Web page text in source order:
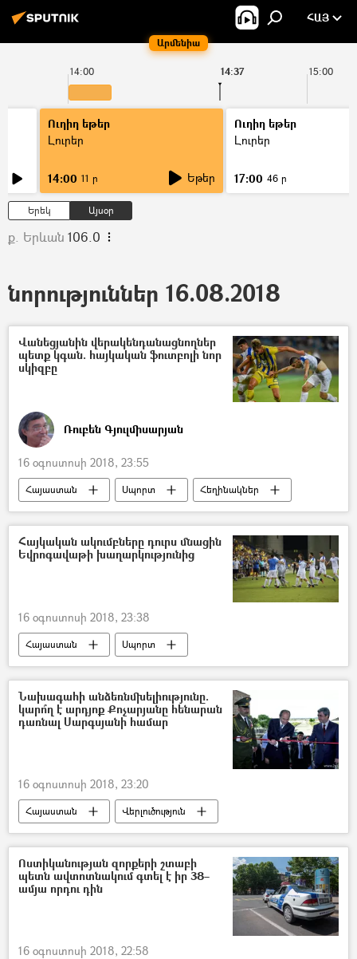
Արմենիա
ՀԱՅ
14:00 15:00
14:37
Ուղիղ եթեր
Լուրեր
14:00 11 ր Եթեր
Ուղիղ եթեր
Լուրեր
17:00 46 ր
Երեկ Այսօր
ք. Երևան 106.0
նորություններ 16.08.2018
Վանեցյանին վերակենդանացնողներ
պետք կգան. հայկական ֆուտբոլի նոր
սկիզբը
Ռուբեն Գյուլմիսարյան
16 օգոստոսի 2018, 23:55
Հայաստան Սպորտ Հեղինակներ
Հայկական ակումբները դուրս մնացին
Եվրոգավաթի խաղարկությունից
16 օգոստոսի 2018, 23:38
Հայաստան Սպորտ
Նախագահի անձեռնմխելիությունը.
կարո՞ղ է արդյոք Քոչարյանը հենարան
դառնալ Սարգսյանի համար
16 օգոստոսի 2018, 23:20
Հայաստան
Վերլուծություն
Սերժ Սարգսյան
Ռոբերտ Քոչարյան
Ոստիկանության զորքերի շտաբի
պետն ավտոտնակում գտել է իր 38–
ամյա որդու դին
16 օգոստոսի 2018, 22:58